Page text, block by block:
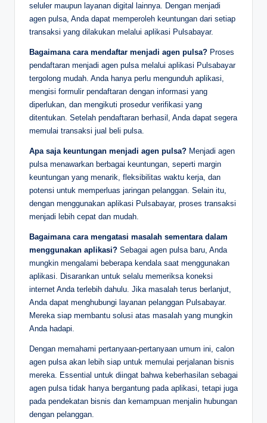
seluler maupun layanan digital lainnya. Dengan menjadi
agen pulsa, Anda dapat memperoleh keuntungan dari setiap
transaksi yang dilakukan melalui aplikasi Pulsabayar.
Bagaimana cara mendaftar menjadi agen pulsa? Proses
pendaftaran menjadi agen pulsa melalui aplikasi Pulsabayar
tergolong mudah. Anda hanya perlu mengunduh aplikasi,
mengisi formulir pendaftaran dengan informasi yang
diperlukan, dan mengikuti prosedur verifikasi yang
ditentukan. Setelah pendaftaran berhasil, Anda dapat segera
memulai transaksi jual beli pulsa.
Apa saja keuntungan menjadi agen pulsa? Menjadi agen
pulsa menawarkan berbagai keuntungan, seperti margin
keuntungan yang menarik, fleksibilitas waktu kerja, dan
potensi untuk memperluas jaringan pelanggan. Selain itu,
dengan menggunakan aplikasi Pulsabayar, proses transaksi
menjadi lebih cepat dan mudah.
Bagaimana cara mengatasi masalah sementara dalam
menggunakan aplikasi? Sebagai agen pulsa baru, Anda
mungkin mengalami beberapa kendala saat menggunakan
aplikasi. Disarankan untuk selalu memeriksa koneksi
internet Anda terlebih dahulu. Jika masalah terus berlanjut,
Anda dapat menghubungi layanan pelanggan Pulsabayar.
Mereka siap membantu solusi atas masalah yang mungkin
Anda hadapi.
Dengan memahami pertanyaan-pertanyaan umum ini, calon
agen pulsa akan lebih siap untuk memulai perjalanan bisnis
mereka. Essential untuk diingat bahwa keberhasilan sebagai
agen pulsa tidak hanya bergantung pada aplikasi, tetapi juga
pada pendekatan bisnis dan kemampuan menjalin hubungan
dengan pelanggan.